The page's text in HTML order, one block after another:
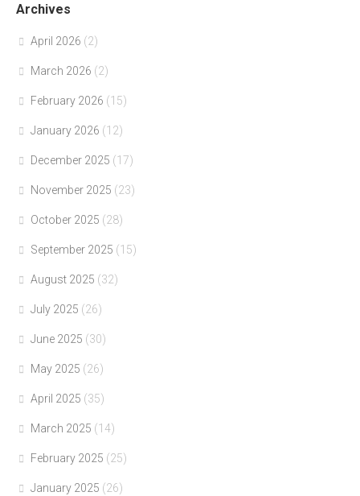
Archives
April 2026 (2)
March 2026 (2)
February 2026 (15)
January 2026 (12)
December 2025 (17)
November 2025 (23)
October 2025 (28)
September 2025 (15)
August 2025 (32)
July 2025 (26)
June 2025 (30)
May 2025 (26)
April 2025 (35)
March 2025 (14)
February 2025 (25)
January 2025 (26)